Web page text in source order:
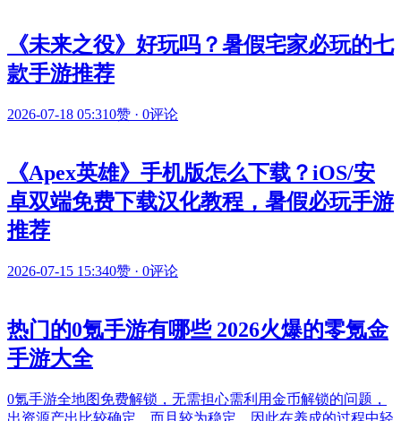
《未来之役》好玩吗？暑假宅家必玩的七
款手游推荐
2026-07-18 05:310赞 · 0评论
《Apex英雄》手机版怎么下载？iOS/安
卓双端免费下载汉化教程，暑假必玩手游
推荐
2026-07-15 15:340赞 · 0评论
热门的0氪手游有哪些 2026火爆的零氪金
手游大全
0氪手游全地图免费解锁，无需担心需利用金币解锁的问题，
出资源产出比较确定，而且较为稳定，因此在养成的过程中轻